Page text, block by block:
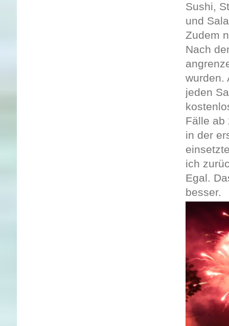
Sushi,
und
Zudem
Nach
wurden.
jeden
Fälle ab
in der
ich
Egal.
besser.